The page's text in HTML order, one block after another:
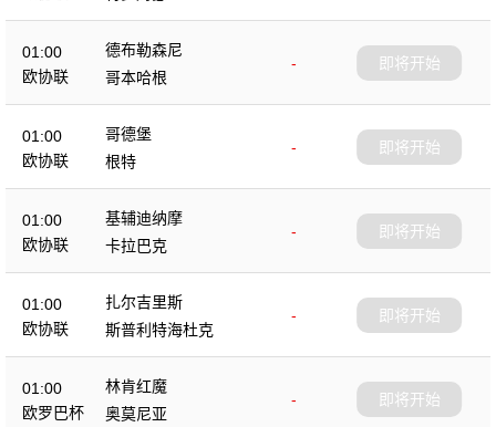
01:00
欧协联
德布勒森尼
-
哥本哈根
即将开始
01:00
欧协联
哥德堡
-
根特
即将开始
01:00
欧协联
基辅迪纳摩
-
卡拉巴克
即将开始
01:00
欧协联
扎尔吉里斯
-
斯普利特海杜克
即将开始
01:00
欧罗巴杯
林肯红魔
-
奥莫尼亚
即将开始